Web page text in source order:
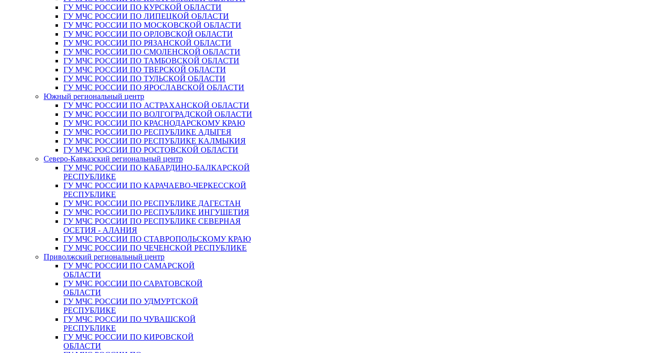
ГУ МЧС РОССИИ ПО КУРСКОЙ ОБЛАСТИ
ГУ МЧС РОССИИ ПО ЛИПЕЦКОЙ ОБЛАСТИ
ГУ МЧС РОССИИ ПО МОСКОВСКОЙ ОБЛАСТИ
ГУ МЧС РОССИИ ПО ОРЛОВСКОЙ ОБЛАСТИ
ГУ МЧС РОССИИ ПО РЯЗАНСКОЙ ОБЛАСТИ
ГУ МЧС РОССИИ ПО СМОЛЕНСКОЙ ОБЛАСТИ
ГУ МЧС РОССИИ ПО ТАМБОВСКОЙ ОБЛАСТИ
ГУ МЧС РОССИИ ПО ТВЕРСКОЙ ОБЛАСТИ
ГУ МЧС РОССИИ ПО ТУЛЬСКОЙ ОБЛАСТИ
ГУ МЧС РОССИИ ПО ЯРОСЛАВСКОЙ ОБЛАСТИ
Южный региональный центр
ГУ МЧС РОССИИ ПО АСТРАХАНСКОЙ ОБЛАСТИ
ГУ МЧС РОССИИ ПО ВОЛГОГРАДСКОЙ ОБЛАСТИ
ГУ МЧС РОССИИ ПО КРАСНОДАРСКОМУ КРАЮ
ГУ МЧС РОССИИ ПО РЕСПУБЛИКЕ АДЫГЕЯ
ГУ МЧС РОССИИ ПО РЕСПУБЛИКЕ КАЛМЫКИЯ
ГУ МЧС РОССИИ ПО РОСТОВСКОЙ ОБЛАСТИ
Северо-Кавказский региональный центр
ГУ МЧС РОССИИ ПО КАБАРДИНО-БАЛКАРСКОЙ
РЕСПУБЛИКЕ
ГУ МЧС РОССИИ ПО КАРАЧАЕВО-ЧЕРКЕССКОЙ
РЕСПУБЛИКЕ
ГУ МЧС РОССИИ ПО РЕСПУБЛИКЕ ДАГЕСТАН
ГУ МЧС РОССИИ ПО РЕСПУБЛИКЕ ИНГУШЕТИЯ
ГУ МЧС РОССИИ ПО РЕСПУБЛИКЕ СЕВЕРНАЯ
ОСЕТИЯ - АЛАНИЯ
ГУ МЧС РОССИИ ПО СТАВРОПОЛЬСКОМУ КРАЮ
ГУ МЧС РОССИИ ПО ЧЕЧЕНСКОЙ РЕСПУБЛИКЕ
Приволжский региональный центр
ГУ МЧС РОССИИ ПО САМАРСКОЙ
ОБЛАСТИ
ГУ МЧС РОССИИ ПО САРАТОВСКОЙ
ОБЛАСТИ
ГУ МЧС РОССИИ ПО УДМУРТСКОЙ
РЕСПУБЛИКЕ
ГУ МЧС РОССИИ ПО ЧУВАШСКОЙ
РЕСПУБЛИКЕ
ГУ МЧС РОССИИ ПО КИРОВСКОЙ
ОБЛАСТИ